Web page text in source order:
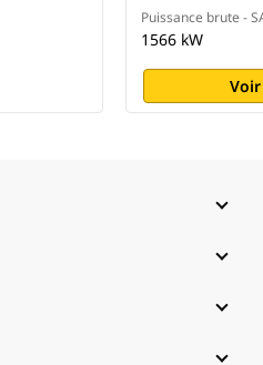
Puissance brute -
1566 kW